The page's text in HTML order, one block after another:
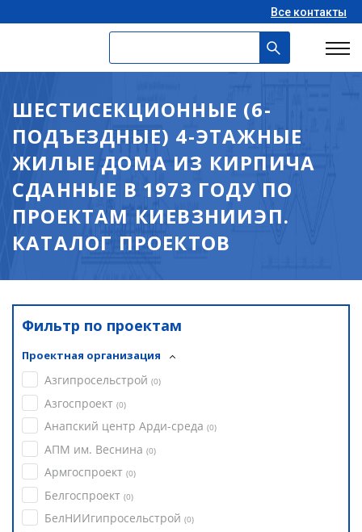
Все контакты
ШЕСТИСЕКЦИОННЫЕ (6-
ПОДЪЕЗДНЫЕ) 4-ЭТАЖНЫЕ
ЖИЛЫЕ ДОМА ИЗ КИРПИЧА
СДАННЫЕ В 1973 ГОДУ ПО
ПРОЕКТАМ КИЕВЗНИИЭП.
КАТАЛОГ ПРОЕКТОВ
Фильтр по проектам
Проектная организация
Азгипросельстрой (0)
Азгоспроект (0)
Анапский центр Арди-среда (0)
АПМ им. Веснина (0)
Армгоспроект (0)
Белгоспроект (0)
БелНИИгипросельстрой (0)